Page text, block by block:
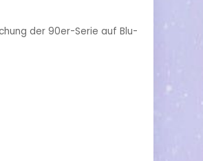
der 90er-Serie auf Blu-